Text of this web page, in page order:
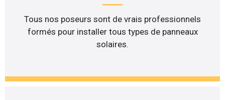
Tous nos poseurs sont de vrais professionnels
formés pour installer tous types de panneaux
solaires.